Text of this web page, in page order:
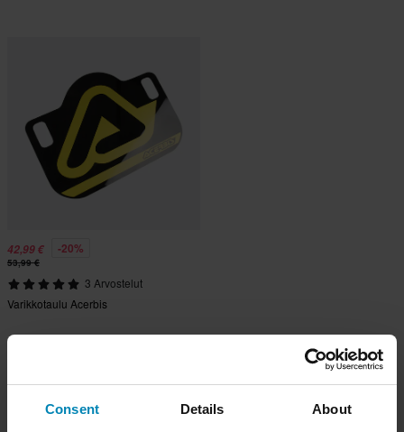
Consent Details About
42,99 € -20%
53,99 €
3 Arvostelut
Varikkotaulu Acerbis